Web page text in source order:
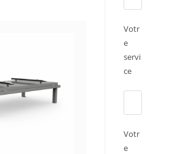
Votr
e
servi
ce
Votr
e